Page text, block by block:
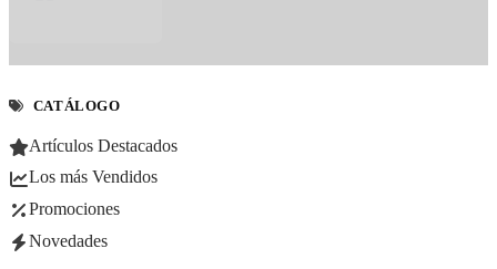
CATÁLOGO
Artículos Destacados
Los más Vendidos
Promociones
Novedades